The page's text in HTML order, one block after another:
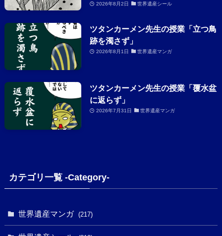
2026年8月2日 世界遺産シール
ツタンカーメン先生の授業「立つ鳥
跡を濁さず」
2026年8月1日 世界遺産マンガ
ツタンカーメン先生の授業「覆水盆
に返らず」
2026年7月31日 世界遺産マンガ
カテゴリ一覧 -Category-
世界遺産マンガ (217)